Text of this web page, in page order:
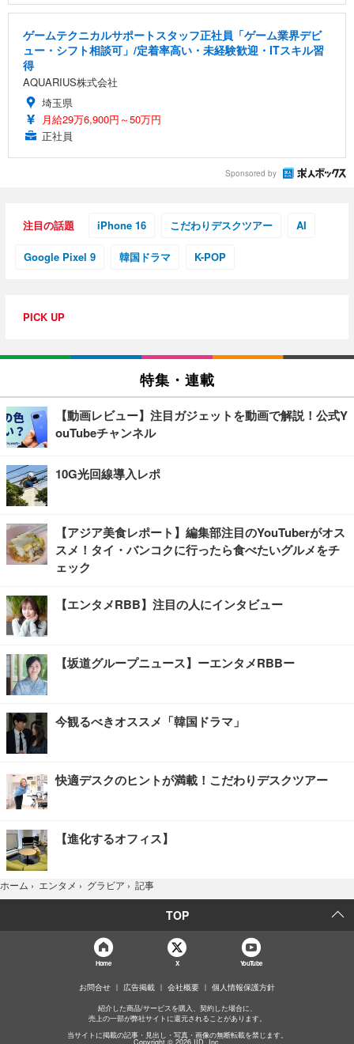
ゲームテクニカルサポートスタッフ正社員「ゲーム業界デビ
ュー・シフト相談可」/定着率高い・未経験歓迎・ITスキル習
得
AQUARIUS株式会社
埼玉県
月給29万6,900円～50万円
正社員
Sponsored by
注目の話題 iPhone 16 こだわりデスクツアー AI
Google Pixel 9 韓国ドラマ K-POP
PICK UP
特集・連載
【動画レビュー】注目ガジェットを動画で解説！公式Y
ouTubeチャンネル
10G光回線導入レポ
【アジア美食レポート】編集部注目のYouTuberがオス
スメ！タイ・バンコクに行ったら食べたいグルメをチ
ェック
【エンタメRBB】注目の人にインタビュー
【坂道グループニュース】ーエンタメRBBー
今観るべきオススメ「韓国ドラマ」
快適デスクのヒントが満載！こだわりデスクツアー
【進化するオフィス】
ホーム › エンタメ › グラビア › 記事
TOP
Home X YouTube
お問合せ 広告掲載 会社概要 個人情報保護方針
紹介した商品/サービスを購入、契約した場合に、
売上の一部が弊社サイトに還元されることがあります。
当サイトに掲載の記事・見出し・写真・画像の無断転載を禁じます。
Copyright © 2026 IID, Inc.